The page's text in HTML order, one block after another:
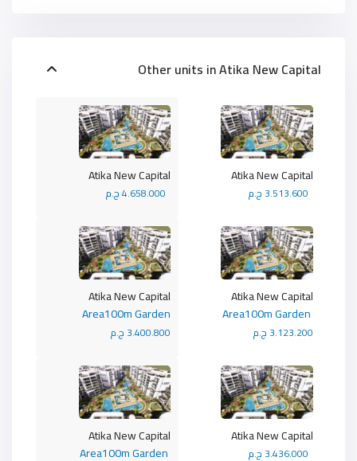
Other units inAtika New Capital
Atika New Capital Atika New Capital
Atika New Capital
Area100m Garden
3.400.800 ج.م
Atika New Capital
3.123.200 ج.م
Atika New Capital
Atika New Capital